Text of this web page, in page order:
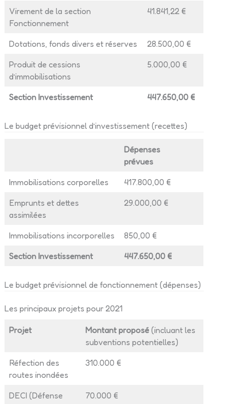
Virement de la section
Fonctionnement
41.841,22 €
Dotations, fonds divers et réserves 28.500,00 €
Produit de cessions
d’immobilisations
5.000,00 €
Section Investissement 447.650,00 €
Le budget prévisionnel d’investissement (recettes)
Dépenses
prévues
Immobilisations corporelles 417.800,00 €
Emprunts et dettes
assimilées
29.000,00 €
Immobilisations incorporelles 850,00 €
Section Investissement 447.650,00 €
Le budget prévisionnel de fonctionnement (dépenses)
Les principaux projets pour 2021
Projet Montant proposé (incluant les
subventions potentielles)
Réfection des
routes inondées
310.000 €
DECI (Défense
70.000 €